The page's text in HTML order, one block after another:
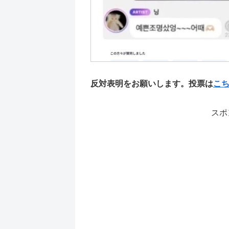
反対表明をお願いします。投票はこ
ス